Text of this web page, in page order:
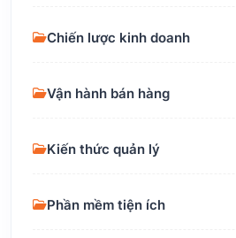
Chiến lược kinh doanh
Vận hành bán hàng
Kiến thức quản lý
Phần mềm tiện ích